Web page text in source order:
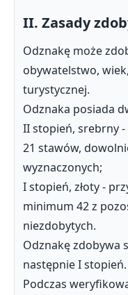
II. Zasady
Odznakę może
obywatelstwo,
turystycznej.
Odznaka posiada
II stopień, srebrny
21 stawów,
wyznaczonych;
I stopień, złoty -
minimum 42 z
niezdobytych.
Odznakę zdobywa
następnie I stopień.
Podczas